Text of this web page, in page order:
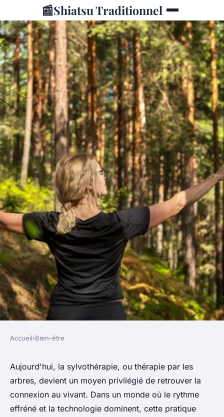
📰Shiatsu Traditionnel
Sylvothérapie au service de la
conscience du vivant : renouer
avec la nature
Accueil›Bien-être
Aujourd'hui, la sylvothérapie, ou thérapie par les
arbres, devient un moyen privilégié de retrouver la
connexion au vivant. Dans un monde où le rythme
effréné et la technologie dominent, cette pratique